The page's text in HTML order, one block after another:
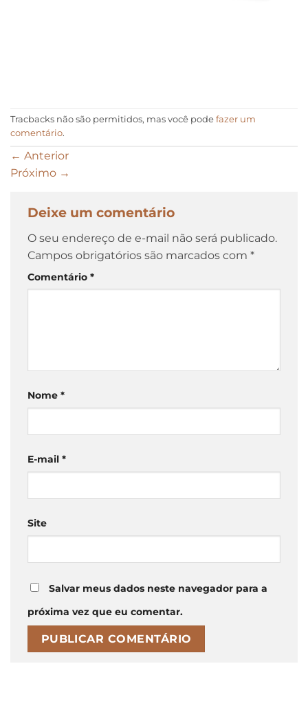
Tracbacks não são permitidos, mas você pode fazer um
comentário.
← Anterior
Próximo →
Deixe um comentário
O seu endereço de e-mail não será publicado.
Campos obrigatórios são marcados com *
Comentário *
Nome *
E-mail *
Site
Salvar meus dados neste navegador para a
próxima vez que eu comentar.